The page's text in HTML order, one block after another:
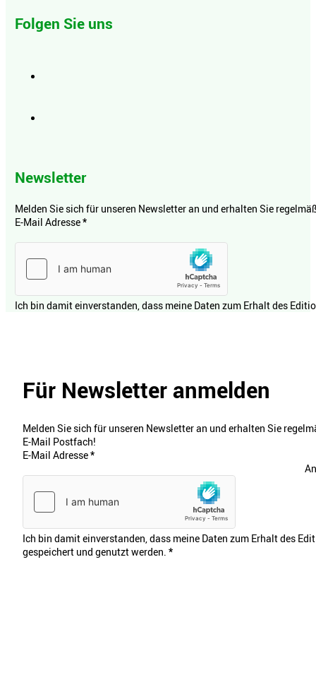
Folgen Sie uns
Newsletter
Melden Sie sich für unseren Newsletter an und erhalten Sie
E-Mail Adresse*
Ich bin damit einverstanden, dass meine Daten zum Erhalt des
Für Newsletter anmelden
Melden Sie sich für unseren Newsletter an und erhalten Sie
E-Mail Postfach!
E-Mail Adresse*
Ich bin damit einverstanden, dass meine Daten zum Erhalt des
gespeichert und genutzt werden. *